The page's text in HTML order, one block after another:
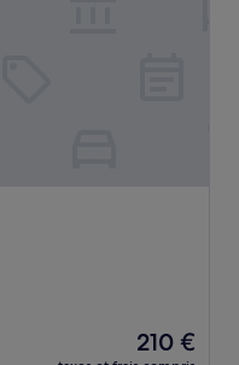
Le
nouveau
210 €